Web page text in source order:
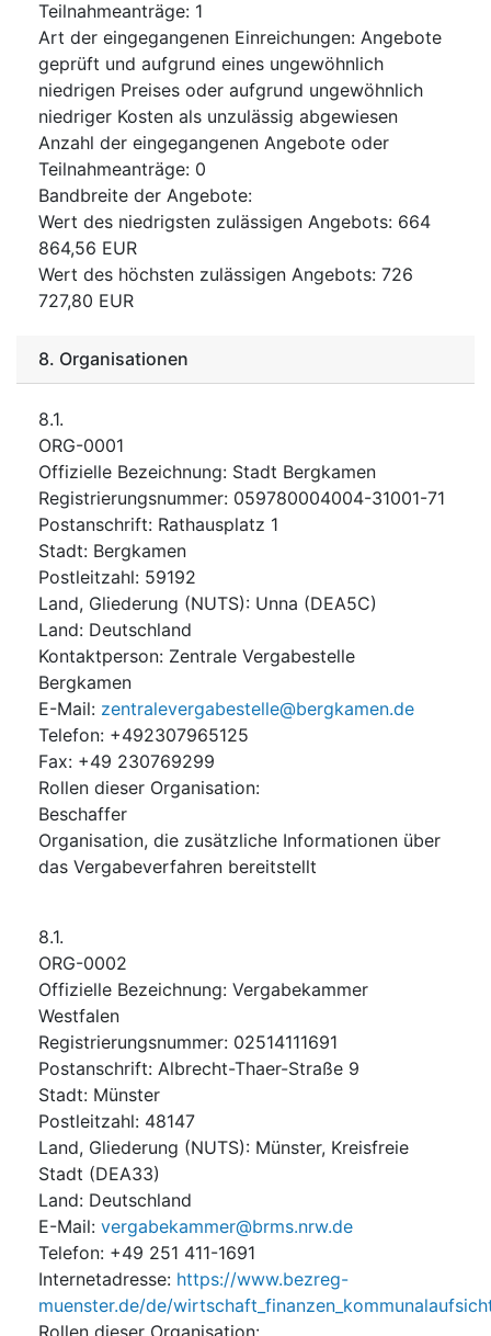
Teilnahmeanträge: 1
Art der eingegangenen Einreichungen: Angebote
geprüft und aufgrund eines ungewöhnlich
niedrigen Preises oder aufgrund ungewöhnlich
niedriger Kosten als unzulässig abgewiesen
Anzahl der eingegangenen Angebote oder
Teilnahmeanträge: 0
Bandbreite der Angebote:
Wert des niedrigsten zulässigen Angebots: 664
864,56 EUR
Wert des höchsten zulässigen Angebots: 726
727,80 EUR
8. Organisationen
8.1.
ORG-0001
Offizielle Bezeichnung: Stadt Bergkamen
Registrierungsnummer: 059780004004-31001-71
Postanschrift: Rathausplatz 1
Stadt: Bergkamen
Postleitzahl: 59192
Land, Gliederung (NUTS): Unna (DEA5C)
Land: Deutschland
Kontaktperson: Zentrale Vergabestelle
Bergkamen
E-Mail: zentralevergabestelle@bergkamen.de
Telefon: +492307965125
Fax: +49 230769299
Rollen dieser Organisation:
Beschaffer
Organisation, die zusätzliche Informationen über
das Vergabeverfahren bereitstellt
8.1.
ORG-0002
Offizielle Bezeichnung: Vergabekammer
Westfalen
Registrierungsnummer: 02514111691
Postanschrift: Albrecht-Thaer-Straße 9
Stadt: Münster
Postleitzahl: 48147
Land, Gliederung (NUTS): Münster, Kreisfreie
Stadt (DEA33)
Land: Deutschland
E-Mail: vergabekammer@brms.nrw.de
Telefon: +49 251 411-1691
Internetadresse: https://www.bezreg-
muenster.de/de/
Rollen dieser Organisation: